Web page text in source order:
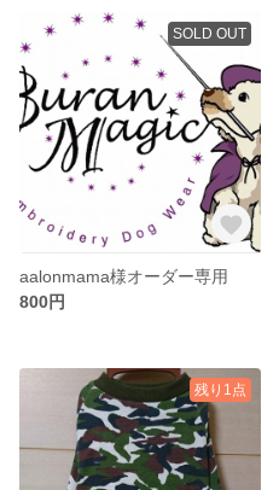
SOLD OUT
aalonmama様オーダー専用
800円
残り1点